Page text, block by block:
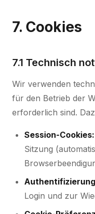
7. Cookies
7.1 Technisch
Wir verwenden
für den Betrieb der
erforderlich sind.
Session-Cookies:
Sitzung
Login und zur